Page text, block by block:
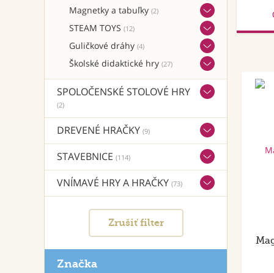
Magnetky a tabuľky (2)
STEAM TOYS (12)
Guličkové dráhy (4)
Školské didaktické hry (27)
SPOLOČENSKÉ STOLOVÉ HRY
(2)
DREVENÉ HRAČKY (9)
STAVEBNICE (114)
VNÍMAVÉ HRY A HRAČKY (73)
Zrušiť filter
Značka